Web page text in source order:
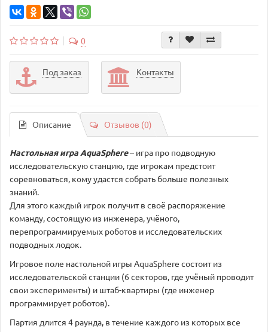
0
Под заказ Контакты
Описание Отзывов (0)
Настольная игра AquaSphere– игра про подводную
исследовательскую станцию, где игрокам предстоит
соревноваться, кому удастся собрать больше полезных
знаний.
Для этого каждый игрок получит в своё распоряжение
команду, состоящую из инженера, учёного,
перепрограммируемых роботов и исследовательских
подводных лодок.
Игровое поле настольной игры AquaSphere состоит из
исследовательской станции (6 секторов, где учёный проводит
свои эксперименты) и штаб-квартиры (где инженер
программирует роботов).
Партия длится 4 раунда, в течение каждого из которых все